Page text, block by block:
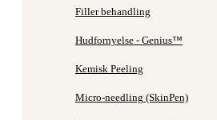
Filler behandling
Hudfornyelse - Genius™
Kemisk Peeling
Micro-needling (SkinPen)